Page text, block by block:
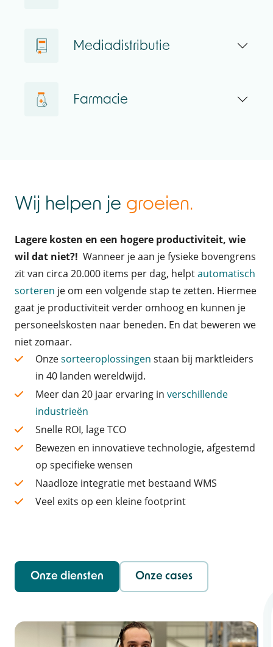
Mediadistributie
Farmacie
Wij helpen je groeien.
Lagere kosten en een hogere productiviteit, wie
wil dat niet?! Wanneer je aan je fysieke bovengrens
zit van circa 20.000 items per dag, helptautomatisch
sorteren je om een volgende stap te zetten. Hiermee
gaat je productiviteit verder omhoog en kunnen je
personeelskosten naar beneden. En dat beweren we
niet zomaar.
Onzesorteeroplossingen staan bij marktleiders
in 40 landen wereldwijd.
Meer dan 20 jaar ervaring in verschillende
industrieën
Snelle ROI, lage TCO
Bewezen en innovatieve technologie, afgestemd
op specifieke wensen
Naadloze integratie met bestaand WMS
Veel exits op een kleine footprint
Onze diensten Onze cases